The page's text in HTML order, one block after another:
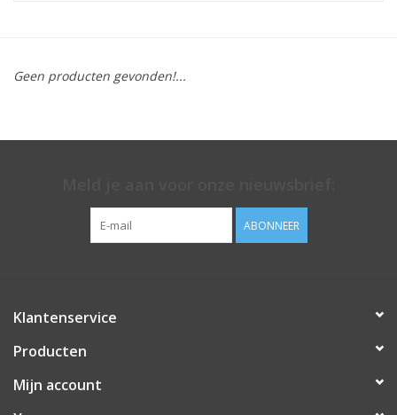
Geen producten gevonden!...
ABONNEER
Klantenservice
Producten
Mijn account